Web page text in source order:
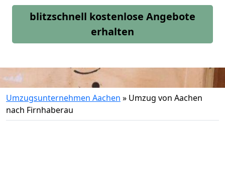
blitzschnell kostenlose Angebote
erhalten
Umzugsunternehmen Aachen » Umzug von Aachen
nach Firnhaberau